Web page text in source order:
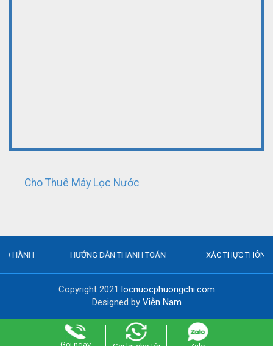
Cho Thuê Máy Lọc Nước
HƯỚNG DẪN THANH TOÁN XÁC THỰC THÔNG TIN
Copyright 2021 locnuocphuongchi.com
Designed by Viễn Nam
Gọi ngay